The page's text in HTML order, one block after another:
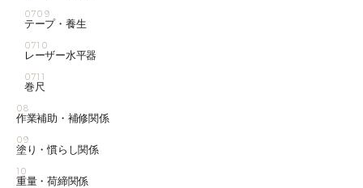
0709
テープ・養生
0710
レーザー水平器
0711
巻尺
08
作業補助・補修関係
09
塗り・慣らし関係
10
重量・荷締関係